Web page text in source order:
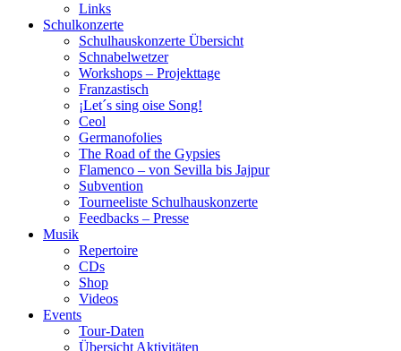
Links
Schulkonzerte
Schulhauskonzerte Übersicht
Schnabelwetzer
Workshops – Projekttage
Franzastisch
¡Let´s sing oise Song!
Ceol
Germanofolies
The Road of the Gypsies
Flamenco – von Sevilla bis Jajpur
Subvention
Tourneeliste Schulhauskonzerte
Feedbacks – Presse
Musik
Repertoire
CDs
Shop
Videos
Events
Tour-Daten
Übersicht Aktivitäten